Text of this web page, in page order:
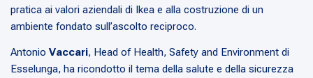
pratica ai valori aziendali di Ikea e alla costruzione di un
ambiente fondato sull’ascolto reciproco.
Antonio Vaccari, Head of Health, Safety and Environment di
Esselunga, ha ricondotto il tema della salute e della sicurezza